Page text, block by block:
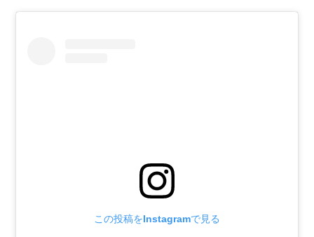
この投稿をInstagramで見る